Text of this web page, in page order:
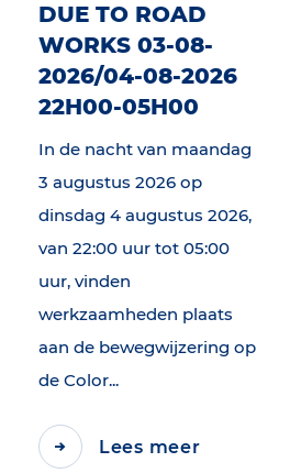
DUE TO ROAD
WORKS 03-08-
2026/04-08-2026
22H00-05H00
In de nacht van maandag
3 augustus 2026 op
dinsdag 4 augustus 2026,
van 22:00 uur tot 05:00
uur, vinden
werkzaamheden plaats
aan de bewegwijzering op
de Color...
Lees meer